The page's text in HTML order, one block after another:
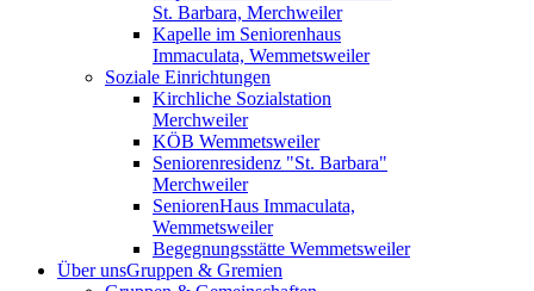
St. Barbara, Merchweiler
Kapelle im Seniorenhaus
Immaculata, Wemmetsweiler
Soziale Einrichtungen
Kirchliche Sozialstation
Merchweiler
KÖB Wemmetsweiler
Seniorenresidenz "St. Barbara"
Merchweiler
SeniorenHaus Immaculata,
Wemmetsweiler
Begegnungsstätte Wemmetsweiler
Über unsGruppen & Gremien